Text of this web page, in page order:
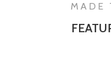
MADE